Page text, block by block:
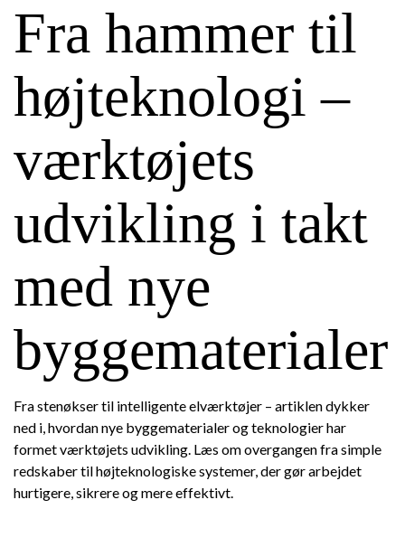
Fra hammer til
højteknologi –
værktøjets
udvikling i takt
med nye
byggematerialer
Fra stenøkser til intelligente elværktøjer – artiklen dykker
ned i, hvordan nye byggematerialer og teknologier har
formet værktøjets udvikling. Læs om overgangen fra simple
redskaber til højteknologiske systemer, der gør arbejdet
hurtigere, sikrere og mere effektivt.